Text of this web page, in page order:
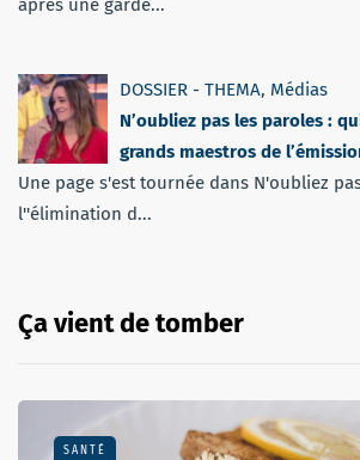
après une garde...
DOSSIER - THEMA, Médias
N’oubliez pas les paroles :
grands maestros de
Une page s'est tournée dans N'oubliez
l''élimination d...
Ça vient de tomber
SANTÉ